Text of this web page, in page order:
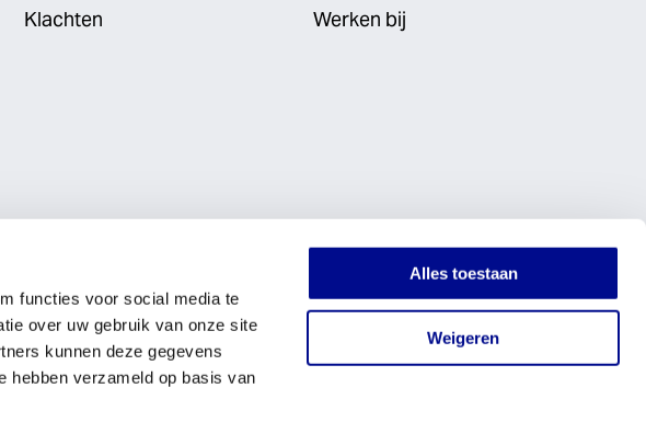
functies voor social media te
over uw gebruik van onze site
kunnen deze gegevens
hebben verzameld op basis van
Alles toestaan
Weigeren
Klachten
Werken bij